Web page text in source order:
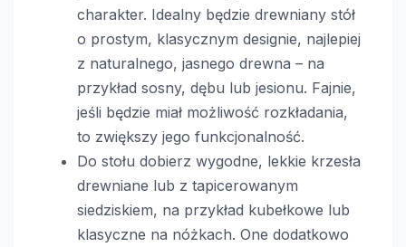
charakter. Idealny będzie drewniany stół
o prostym, klasycznym designie, najlepiej
z naturalnego, jasnego drewna – na
przykład sosny, dębu lub jesionu. Fajnie,
jeśli będzie miał możliwość rozkładania,
to zwiększy jego funkcjonalność.
Do stołu dobierz wygodne, lekkie krzesła
drewniane lub z tapicerowanym
siedziskiem, na przykład kubełkowe lub
klasyczne na nóżkach. One dodatkowo